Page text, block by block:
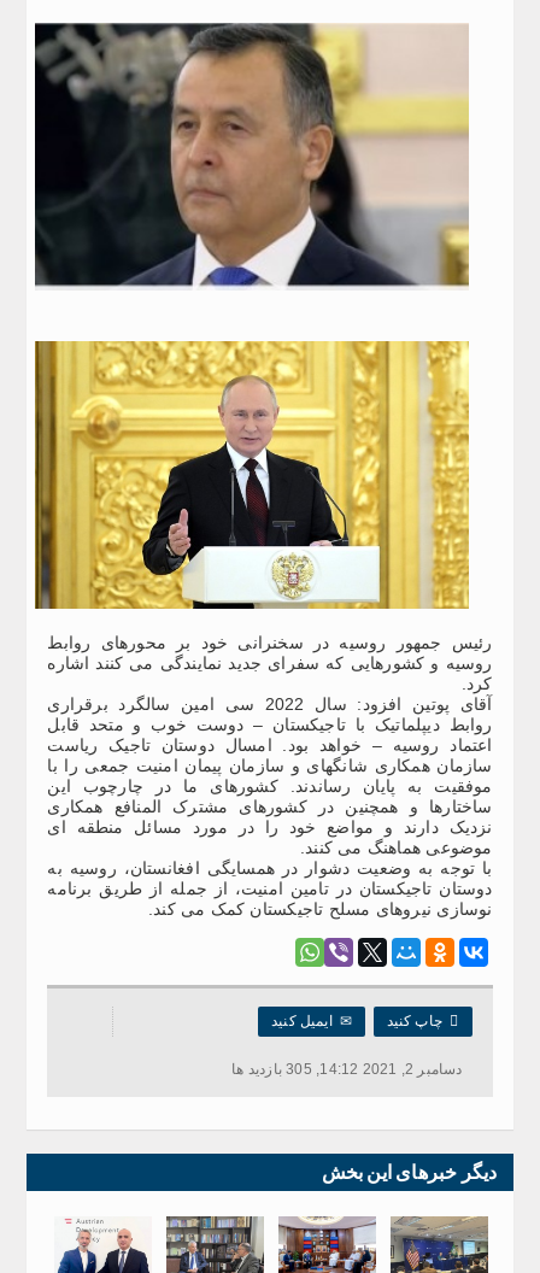
رئیس جمهور روسیه در سخنرانی خود بر محورهای روابط
روسیه و کشورهایی که سفرای جدید نمایندگی می کنند اشاره
کرد.
آقای پوتین افزود: سال 2022 سی امین سالگرد برقراری
روابط دیپلماتیک با تاجیکستان – دوست خوب و متحد قابل
اعتماد روسیه – خواهد بود. امسال دوستان تاجیک ریاست
سازمان همکاری شانگهای و سازمان پیمان امنیت جمعی را با
موفقیت به پایان رساندند. کشورهای ما در چارچوب این
ساختارها و همچنین در کشورهای مشترک المنافع همکاری
نزدیک دارند و مواضع خود را در مورد مسائل منطقه ای
موضوعی هماهنگ می کنند.
با توجه به وضعیت دشوار در همسایگی افغانستان، روسیه به
دوستان تاجیکستان در تامین امنیت، از جمله از طریق برنامه
نوسازی نیروهای مسلح تاجیکستان کمک می کند.
 چاپ کنید ✉ایمیل کنید
دسامبر 2, 2021 14:12, 305 بازدید ها
دیگر خبرهای این بخش